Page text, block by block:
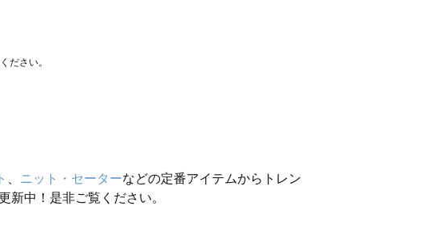
ださい。
ニット・セーターなどの定番アイテムからトレン
新中！是非ご覧ください。